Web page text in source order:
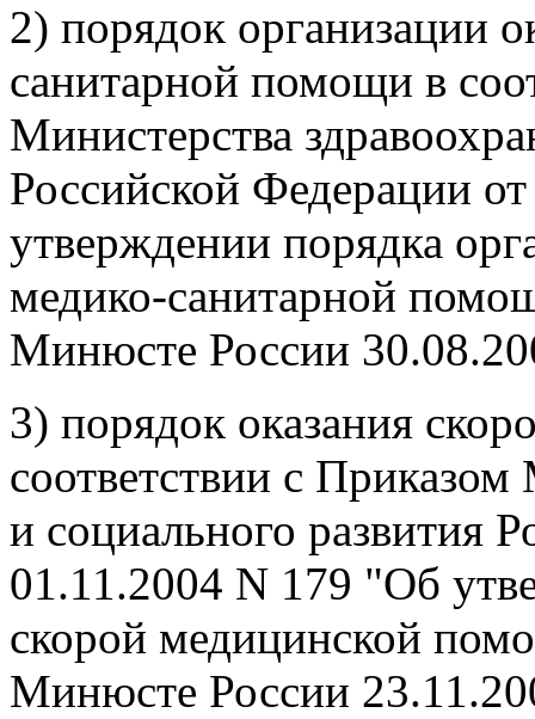
2) порядок организации
санитарной помощи в
Министерства
Российской Федерации
утверждении порядка
медико-санитарной
Минюсте России
3) порядок оказания
соответствии с
и социального развития
01.11.2004 N 179 "Об
скорой медицинской
Минюсте России